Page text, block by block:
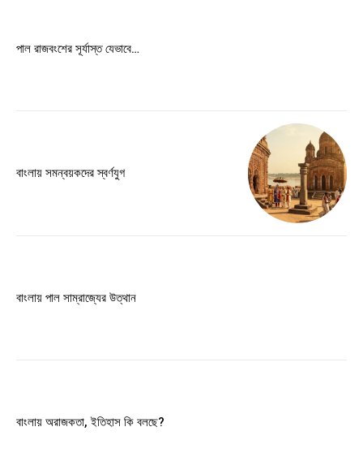
পাল রাজবংশের সূর্যাস্ত যেভাবে…
বাংলায় সমন্বয়কদের স্বর্ণযুগ
বাংলায় পাল সাম্রাজ্যের উত্থান
বাংলায় অরাজকতা, ইতিহাস কি বলছে?